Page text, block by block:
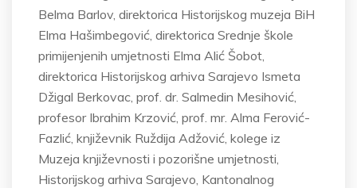
Belma Barlov, direktorica Historijskog muzeja BiH
Elma Hašimbegović, direktorica Srednje škole
primijenjenih umjetnosti Elma Alić Šobot,
direktorica Historijskog arhiva Sarajevo Ismeta
Džigal Berkovac, prof. dr. Salmedin Mesihović,
profesor Ibrahim Krzović, prof. mr. Alma Ferović-
Fazlić, književnik Ruždija Adžović, kolege iz
Muzeja književnosti i pozorišne umjetnosti,
Historijskog arhiva Sarajevo, Kantonalnog